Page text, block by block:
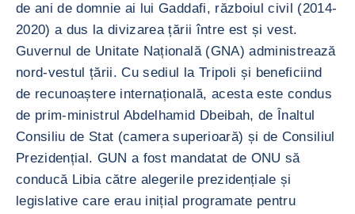
de ani de domnie ai lui Gaddafi, războiul civil (2014-
2020) a dus la divizarea țării între est și vest.
Guvernul de Unitate Națională (GNA) administrează
nord-vestul țării. Cu sediul la Tripoli și beneficiind
de recunoaștere internațională, acesta este condus
de prim-ministrul Abdelhamid Dbeibah, de Înaltul
Consiliu de Stat (camera superioară) și de Consiliul
Prezidențial. GUN a fost mandatat de ONU să
conducă Libia către alegerile prezidențiale și
legislative care erau inițial programate pentru